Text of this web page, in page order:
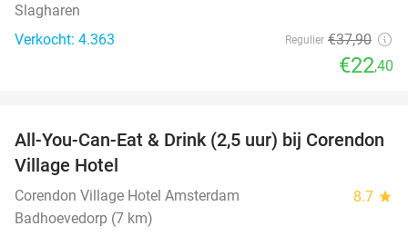
Slagharen
Verkocht: 4.363
Regulier €37,90
€22,40
37%
All-You-Can-Eat & Drink (2,5 uur) bij Corendon
Village Hotel
Corendon Village Hotel Amsterdam 8.7 star
Badhoevedorp (7 km)